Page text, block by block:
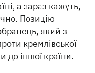
а зараз кажуть,
Позицію
який з
кремлівської
до іншої країни.